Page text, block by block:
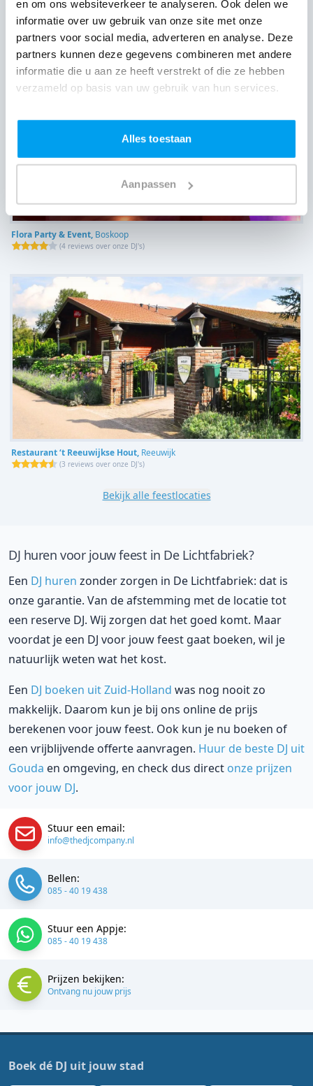
en om ons websiteverkeer te analyseren. Ook delen we
informatie over uw gebruik van onze site met onze
partners voor social media, adverteren en analyse. Deze
partners kunnen deze gegevens combineren met andere
informatie die u aan ze heeft verstrekt of die ze hebben
verzameld op basis van uw gebruik van hun services.
Alles toestaan
Aanpassen
Flora Party & Event, Boskoop
(4 reviews over onze DJ's)
Restaurant ‘t Reeuwijkse Hout, Reeuwijk
(3 reviews over onze DJ's)
Bekijk alle feestlocaties
DJ huren voor jouw feest in De Lichtfabriek?
Een DJ huren zonder zorgen in De Lichtfabriek: dat is
onze garantie. Van de afstemming met de locatie tot
een reserve DJ. Wij zorgen dat het goed komt. Maar
voordat je een DJ voor jouw feest gaat boeken, wil je
natuurlijk weten wat het kost.
Een DJ boeken uit Zuid-Holland was nog nooit zo
makkelijk. Daarom kun je bij ons online de prijs
berekenen voor jouw feest. Ook kun je nu boeken of
een vrijblijvende offerte aanvragen. Huur de beste DJ uit
Gouda en omgeving, en check dus direct onze prijzen
voor jouw DJ.
Stuur een email:
info@thedjcompany.nl
Bellen:
085 - 40 19 438
Stuur een Appje:
085 - 40 19 438
Prijzen bekijken:
Ontvang nu jouw prijs
Boek dé DJ uit jouw stad